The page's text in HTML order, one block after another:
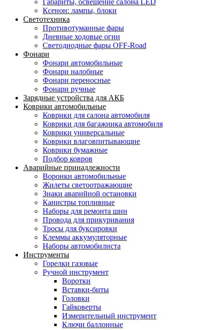
Габариты, освещение салона LED
Ксенон: лампы, блоки
Светотехника
Противотуманные фары
Дневные ходовые огни
Светодиодные фары OFF-Road
Фонари
Фонари автомобильные
Фонари налобные
Фонари переносные
Фонари ручные
Зарядные устройства для АКБ
Коврики автомобильные
Коврики для салона автомобиля
Коврики для багажника автомобиля
Коврики универсальные
Коврики влаговпитывающие
Коврики бумажные
Подбор ковров
Аварийные принадлежности
Воронки автомобильные
Жилеты светоотражающие
Знаки аварийной остановки
Канистры топливные
Наборы для ремонта шин
Провода для прикуривания
Тросы для буксировки
Клеммы аккумуляторные
Наборы автомобилиста
Инструменты
Горелки газовые
Ручной инструмент
Воротки
Вставки-биты
Головки
Гайковерты
Измерительный инструмент
Ключи баллонные